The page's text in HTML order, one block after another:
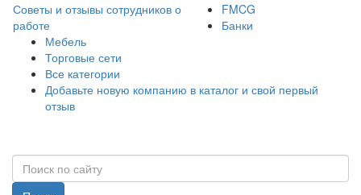
Советы и отзывы сотрудников о
работе
FMCG
Банки
Мебель
Торговые сети
Все категории
Добавьте новую компанию в каталог и свой первый
отзыв